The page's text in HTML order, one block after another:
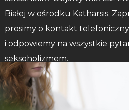
Białej w ośrodku Katharsis.
prosimy o kontakt
i odpowiemy na wszystkie
seksoholizmem.